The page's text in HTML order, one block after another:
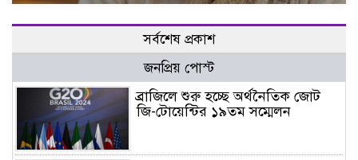
সর্বশেষ প্রকাশ
জনপ্রিয় পোস্ট
ব্রাজিলে শুরু হচ্ছে অর্থনৈতিক জোট
জি-টোয়েন্টির ১৯তম সম্মেলন